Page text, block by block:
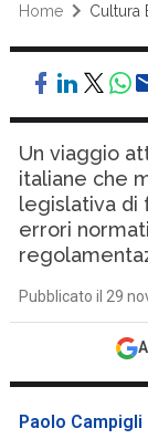
Home Cultura
Un viaggio
italiane che
legislativa di
errori
Pubblicato il 29
Paolo Campigli